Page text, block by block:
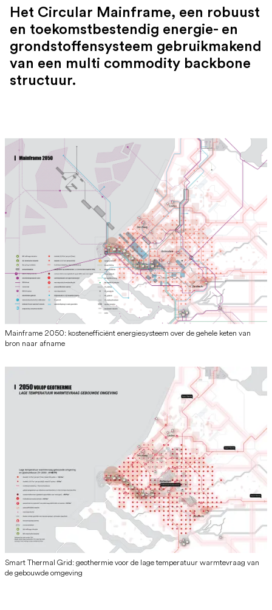
Het Circular Mainframe, een robuust
en toekomstbestendig energie- en
grondstoffensysteem gebruikmakend
van een multi commodity backbone
structuur.
Mainframe 2050: kostenefficiënt energiesysteem over de gehele keten van
bron naar afname
Smart Thermal Grid: geothermie voor de lage temperatuur warmtevraag van
de gebouwde omgeving